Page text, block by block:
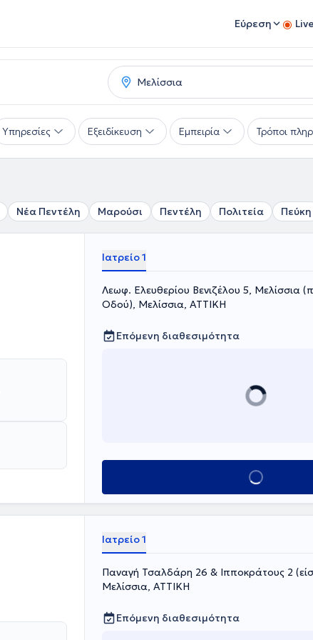
Εύρεση
Υπηρεσίες Εξειδίκευση Εμπειρία Τρόποι
Νέα Πεντέλη Μαρούσι Πεντέλη Πολιτεία Πεύκη
Ιατρείο 1
Λεωφ. Ελευθερίου Βενιζέλου 5, Μελίσσια
Οδού), Μελίσσια, ΑΤΤΙΚΗ
Επόμενη διαθεσιμότητα
Κλείσε ραντεβού
Ιατρείο 1
Παναγή Τσαλδάρη 26 & Ιπποκράτους 2
Μελίσσια, ΑΤΤΙΚΗ
Επόμενη διαθεσιμότητα